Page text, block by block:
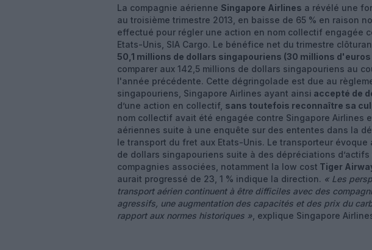
La compagnie aérienne Singapore Airlines a révélé une
au troisième trimestre 2013, en baisse de 65 % en raison
effectué pour régler une action en nom collectif engagée
Etats-Unis, SIA Cargo. Le bénéfice net du trimestre
50,1 millions de dollars singapouriens (30 millions d'euros
comparer aux 142,5 millions de dollars singapouriens au
l'année précédente. Cette dégringolade est due au
singapouriens, Singapore Airlines ayant ainsi accepté de
d’une action en collectif, sans toutefois reconnaître sa
nom collectif avait été engagée contre Singapore Airlines
aériennes suite à une enquête sur des ententes dans la
le transport du fret aux Etats-Unis. Le transporteur
de dollars singapouriens suite à des dépréciations
compagnies associées, notamment la low cost Tiger
aurait progressé de 23, 1 % indique la direction. « Les
transport aérien continuent à être difficiles avec des
agressifs, une augmentation des capacités et des prix du
rapport aux normes historiques » , explique Singapore